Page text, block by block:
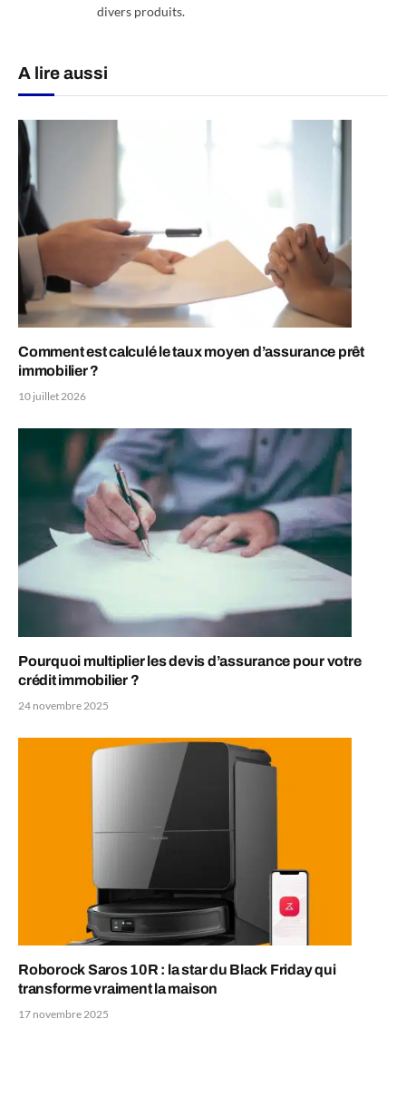
divers produits.
A lire aussi
Comment est calculé le taux moyen d’assurance prêt
immobilier ?
10 juillet 2026
Pourquoi multiplier les devis d’assurance pour votre
crédit immobilier ?
24 novembre 2025
Roborock Saros 10R : la star du Black Friday qui
transforme vraiment la maison
17 novembre 2025